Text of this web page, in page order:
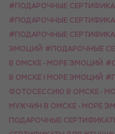
#ПОДАРОЧНЫЕ
#ПОДАРОЧНЫЕ
#ПОДАРОЧНЫЕ
ЭМОЦИЙ #ПОДАРОЧНЫЕ
В ОМСКЕ - МОРЕ ЭМОЦИЙ
В ОМСКЕ | МОРЕ ЭМОЦИЙ
ФОТОСЕССИЮ В ОМСКЕ -
МУЖЧИН В ОМСКЕ - МОРЕ
ПОДАРОЧНЫЕ